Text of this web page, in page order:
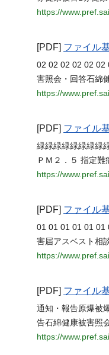
https://
[PDF] ファイル
02 02 02 02 02 02
害照会・回答石綿
https://
[PDF] ファイル
緑緑緑緑緑緑緑緑
ＰＭ２．５ 指定
https://
[PDF] ファイル
01 01 01 01 01 01
害届アスベスト相
https://
[PDF] ファイル
通知・報告原爆被
告石綿健康被害照
https://